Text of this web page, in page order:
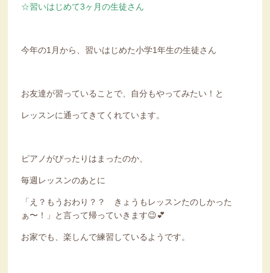
☆習いはじめて3ヶ月の生徒さん
今年の1月から、習いはじめた小学1年生の生徒さん
お友達が習っていることで、自分もやってみたい！と
レッスンに通ってきてくれています。
ピアノがぴったりはまったのか、
毎週レッスンのあとに
「え？もうおわり？？ きょうもレッスンたのしかった
ぁ〜！」と言って帰っていきます😉💕
お家でも、楽しんで練習しているようです。